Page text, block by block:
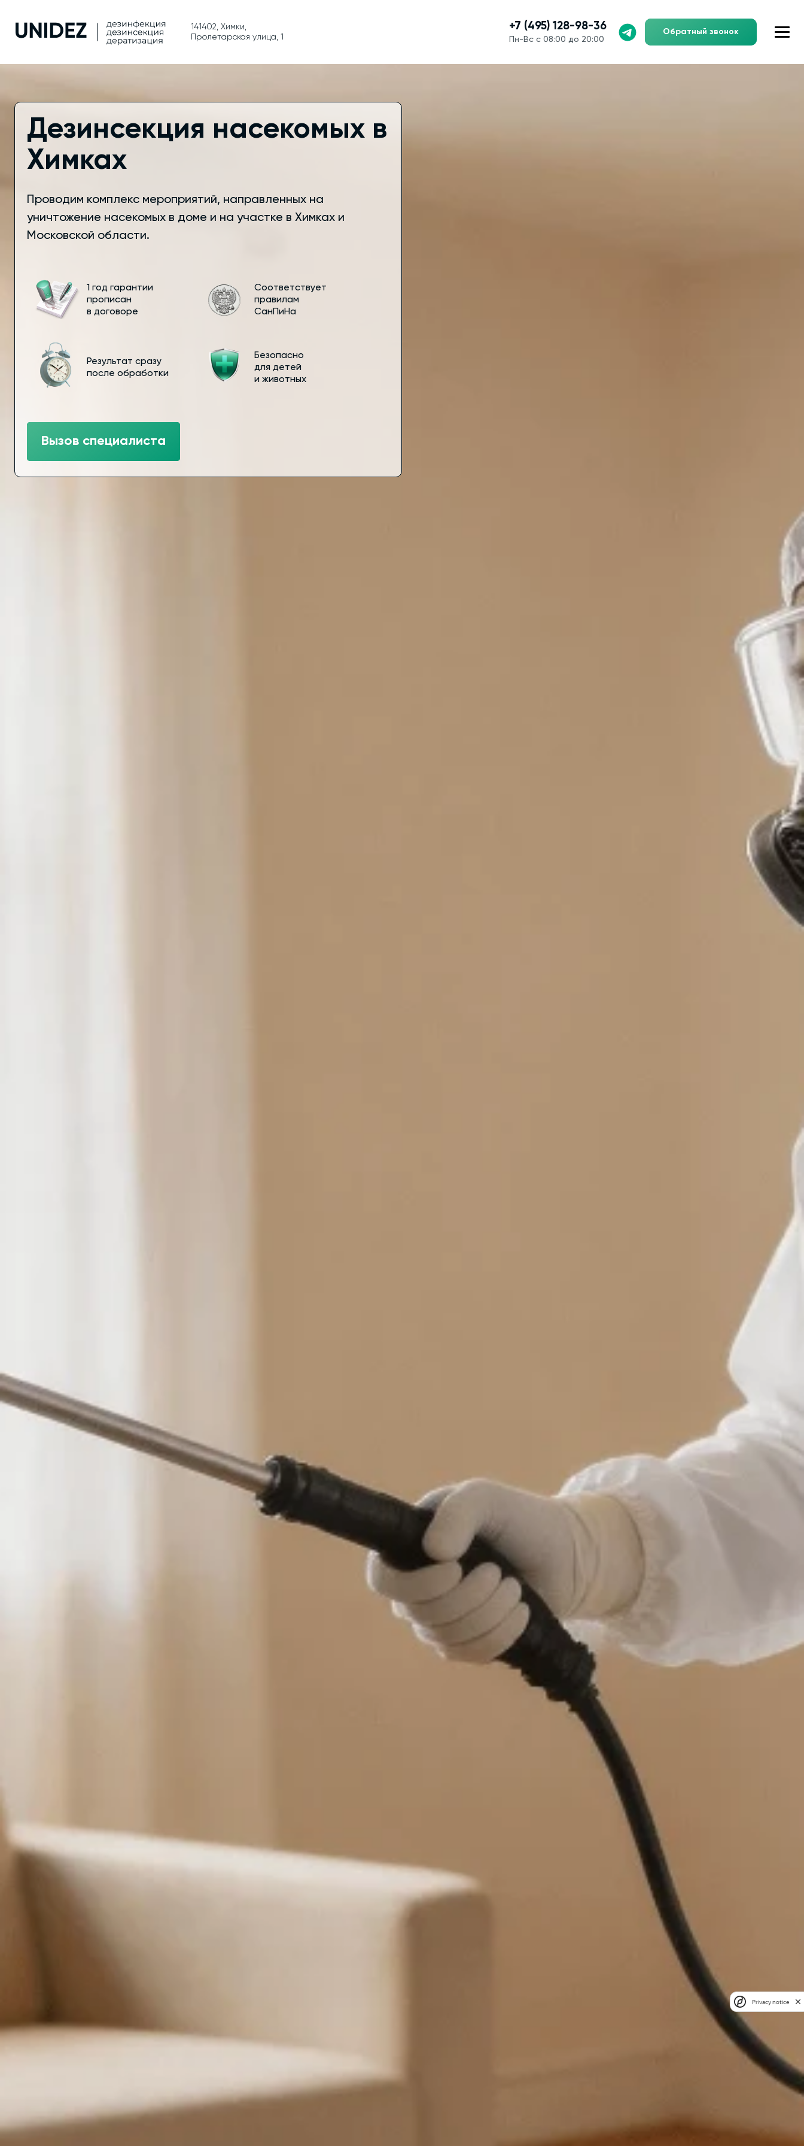
141402, Химки,
Пролетарская улица, 1
+7 (495) 128-98-36
Пн-Вс с 08:00 до 20:00
Обратный звонок
Дезинсекция насекомых в
Химках
Проводим комплекс мероприятий, направленных на
уничтожение насекомых в доме и на участке в Химках и
Московской области.
1 год гарантии
прописан
в договоре
Соответствует
правилам
СанПиНа
Результат сразу
после обработки
Безопасно
для детей
и животных
Вызов специалиста
Privacy notice